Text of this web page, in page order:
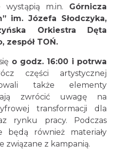
wystąpią m.in. Górnicza
im. Józefa Słodczyka,
Orkiestra Dęta
zespół TOŃ.
o godz. 16:00 i potrwa
części artystycznej
także elementy
zwrócić uwagę na
transformacji dla
rynku pracy. Podczas
będą również materiały
z kampanią.